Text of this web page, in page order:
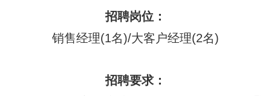
招聘岗位：
销售经理(1名)/大客户经理(2名)
招聘要求：